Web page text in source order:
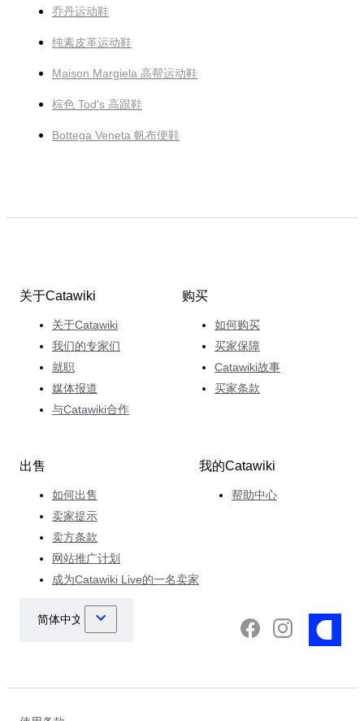
乔丹运动鞋
纯素皮革运动鞋
Maison Margiela 高帮运动鞋
棕色 Tod's 高跟鞋
Bottega Veneta 帆布便鞋
关于Catawiki
关于Catawiki
我们的专家们
就职
媒体报道
与Catawiki合作
购买
如何购买
买家保障
Catawiki故事
买家条款
出售
如何出售
卖家提示
卖方条款
网站推广计划
成为Catawiki Live的一名卖家
我的Catawiki
帮助中心